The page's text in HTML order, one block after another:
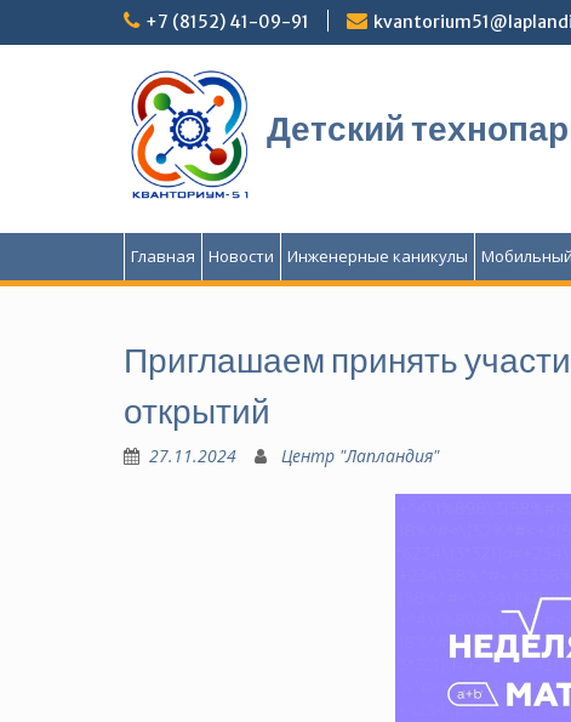
+7 (8152) 41-09-91
Детский
Главная Новости Инженерные каникулы
Приглашаем принять
открытий
27.11.2024 Центр "Лапландия"